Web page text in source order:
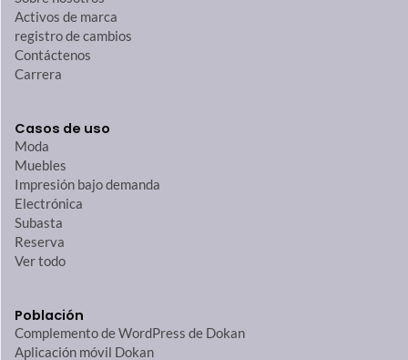
Activos de marca
registro de cambios
Contáctenos
Carrera
Casos de uso
Moda
Muebles
Impresión bajo demanda
Electrónica
Subasta
Reserva
Ver todo
Población
Complemento de WordPress de Dokan
Aplicación móvil Dokan